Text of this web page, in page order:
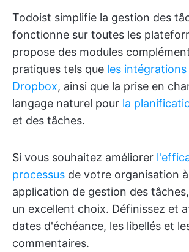
Todoist simplifie la gestion des
fonctionne sur toutes les
propose des modules
pratiques tels que les intégrations
Dropbox, ainsi que la prise en
langage naturel pour la
et des tâches.
Si vous souhaitez améliorer
processus de votre organisation
application de gestion des
un excellent choix. Définissez et
dates d'échéance, les libellés et
commentaires.